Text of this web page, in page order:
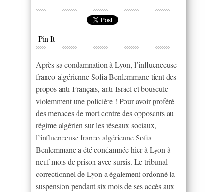
Pin It
Après sa condamnation à Lyon, l’influenceuse
franco-algérienne Sofia Benlemmane tient des
propos anti-Français, anti-Israël et bouscule
violemment une policière ! Pour avoir proféré
des menaces de mort contre des opposants au
régime algérien sur les réseaux sociaux,
l’influenceuse franco-algérienne Sofia
Benlemmane a été condamnée hier à Lyon à
neuf mois de prison avec sursis. Le tribunal
correctionnel de Lyon a également ordonné la
suspension pendant six mois de ses accès aux